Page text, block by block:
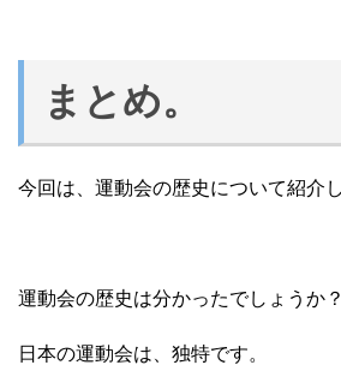
まとめ。
今回は、運動会の歴史について紹介
運動会の歴史は分かったでしょうか？
日本の運動会は、独特です。